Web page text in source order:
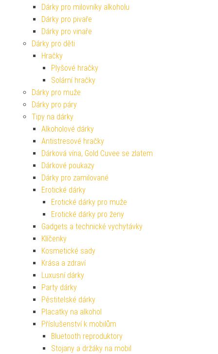
Dárky pro milovníky alkoholu
Dárky pro pivaře
Dárky pro vinaře
Dárky pro děti
Hračky
Plyšové hračky
Solární hračky
Dárky pro muže
Dárky pro páry
Tipy na dárky
Alkoholové dárky
Antistresové hračky
Dárková vína, Gold Cuvee se zlatem
Dárkové poukazy
Dárky pro zamilované
Erotické dárky
Erotické dárky pro muže
Erotické dárky pro ženy
Gadgets a technické vychytávky
Klíčenky
Kosmetické sady
Krása a zdraví
Luxusní dárky
Party dárky
Pěstitelské dárky
Placatky na alkohol
Příslušenství k mobilům
Bluetooth reproduktory
Stojany a držáky na mobil